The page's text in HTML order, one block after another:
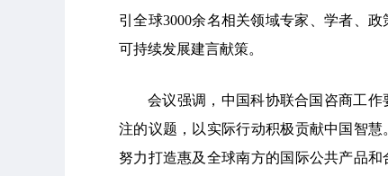
引全球3000余名相关领域专家、学者、
可持续发展建言献策。
会议强调，中国科协联合国咨商工
注的议题，以实际行动积极贡献中国智
努力打造惠及全球南方的国际公共产品